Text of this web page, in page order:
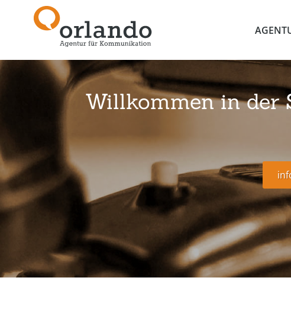
Willkommen in der